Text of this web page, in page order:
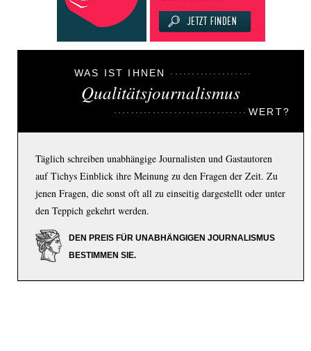
WAS IST IHNEN
Qualitätsjournalismus
WERT?
Täglich schreiben unabhängige Journalisten und Gastautoren
auf Tichys Einblick ihre Meinung zu den Fragen der Zeit. Zu
jenen Fragen, die sonst oft all zu einseitig dargestellt oder unter
den Teppich gekehrt werden.
DEN PREIS FÜR UNABHÄNGIGEN JOURNALISMUS
BESTIMMEN SIE.